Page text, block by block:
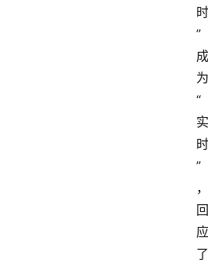
时
”
成
为
“
实
时
”
，
回
应
了